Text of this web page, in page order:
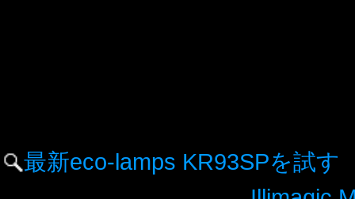
最新eco-lamps KR93SPを試す